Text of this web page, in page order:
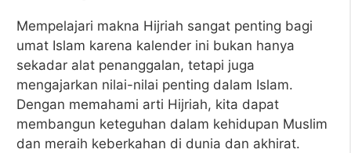
Mempelajari makna Hijriah sangat penting bagi
umat Islam karena kalender ini bukan hanya
sekadar alat penanggalan, tetapi juga
mengajarkan nilai-nilai penting dalam Islam.
Dengan memahami arti Hijriah, kita dapat
membangun keteguhan dalam kehidupan Muslim
dan meraih keberkahan di dunia dan akhirat.